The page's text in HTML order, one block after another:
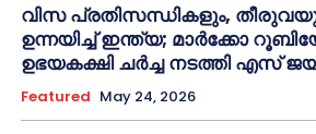
വിസ പ്രതിസന്ധികളും,
ഉന്നയിച്ച് ഇന്ത്യ; മാർക്കോ
ഉഭയകക്ഷി ചർച്ച നടത്തി എസ്
Featured May 24, 2026